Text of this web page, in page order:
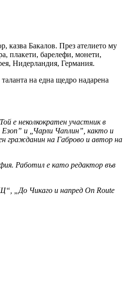
казва Бакалов. През ателието му
плакети, барелефи, монети,
Нидерландия, Германия.
на една щедро надарена
е неколкократен участник в
и „Чарли Чаплин”, както и
гражданин на Габрово и автор на
Работил е като редактор във
„До Чикаго и напред On Route